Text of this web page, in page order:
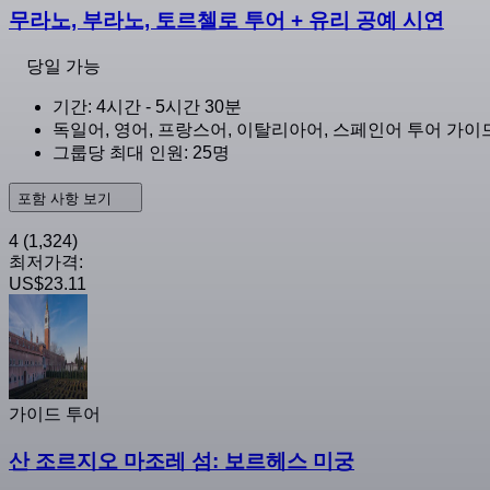
무라노, 부라노, 토르첼로 투어 + 유리 공예 시연
당일 가능
기간: 4시간 - 5시간 30분
독일어, 영어, 프랑스어, 이탈리아어, 스페인어 투어 가이
그룹당 최대 인원: 25명
포함 사항 보기
4 (1,324)
최저가격:
US$23.11
가이드 투어
산 조르지오 마조레 섬: 보르헤스 미궁